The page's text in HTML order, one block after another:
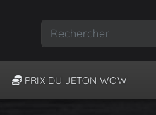
PRIX DU JETON WOW